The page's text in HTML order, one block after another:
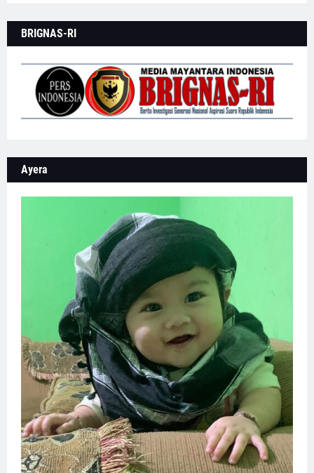
BRIGNAS-RI
Ayera